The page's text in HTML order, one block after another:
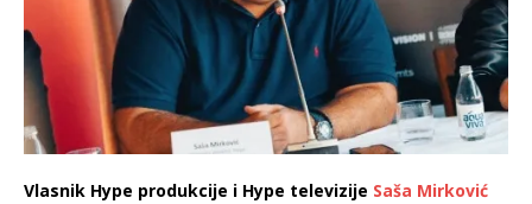
Vlasnik Hype produkcije i Hype televizije Saša Mirković